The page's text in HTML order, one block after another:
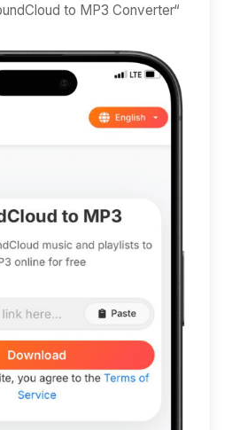
to MP3 Converter“